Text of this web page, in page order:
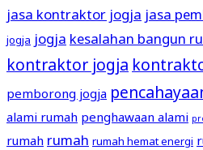
jasa kontraktor jogja jasa
jogja jogja kesalahan bangun
kontraktor jogja
pemborong jogja
alami rumah penghawaan alami
rumah rumah rumah hemat energi